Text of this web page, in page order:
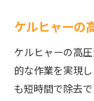
ケルヒャーの
ケルヒャーの高
的な作業を実現
も短時間で除去